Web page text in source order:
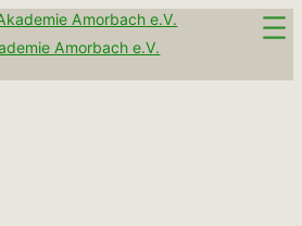
Amorbach e.V.